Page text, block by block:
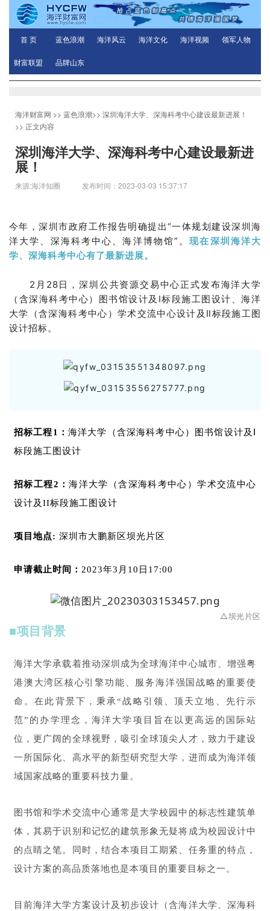
首 页 蓝色浪潮 海洋风云 海洋文化 海洋视频 领军人物
财富联盟 品牌山东
海洋财富网 >> 蓝色浪潮>> 深圳海洋大学、深海科考中心建设最新进展！
>> 正文内容
深圳海洋大学、深海科考中心建设最新进
展！
来源:海洋知圈 发布时间：2023-03-03 15:37:17
今年，深圳市政府工作报告明确提出“一体规划建设深圳海
洋大学、深海科考中心、海洋博物馆”。现在深圳海洋大
学、深海科考中心有了最新进展。
2月28日，深圳公共资源交易中心正式发布海洋大学
（含深海科考中心）图书馆设计及Ⅰ标段施工图设计、海洋
大学（含深海科考中心）学术交流中心设计及Ⅱ标段施工图
设计招标。
招标工程1： 海洋大学（含深海科考中心）图书馆设计及Ⅰ
标段施工图设计
招标工程2：海洋大学（含深海科考中心）学术交流中心
设计及II标段施工图设计
项目地点: 深圳市大鹏新区坝光片区
申请截止时间： 2023年3月10日17:00
△坝光片区
■项目背景
海洋大学承载着推动深圳成为全球海洋中心城市、增强粤
港澳大湾区核心引擎功能、服务海洋强国战略的重要使
命。在此背景下，秉承“战略引领、顶天立地、先行示
范”的办学理念，海洋大学项目旨在以更高远的国际站
位，更广阔的全球视野，吸引全球顶尖人才，致力于建设
一所国际化、高水平的新型研究型大学，进而成为海洋领
域国家战略的重要科技力量。
图书馆和学术交流中心通常是大学校园中的标志性建筑单
体，其易于识别和记忆的建筑形象无疑将成为校园设计中
的点睛之笔。同时，结合本项目工期紧、任务重的特点，
设计方案的高品质落地也是本项目的重要目标之一。
目前海洋大学方案设计及初步设计（含海洋大学、深海科